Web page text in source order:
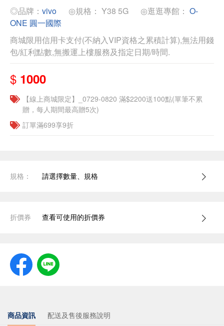
◎品牌： vivo ◎規格： Y38 5G ◎逛逛專館： O-
ONE 圓一國際
商城限用信用卡支付(不納入VIP資格之累積計算),無法用錢
包/紅利點數,無搬運上樓服務及指定日期/時間.
$ 1000
【線上商城限定】_0729-0820 滿$2200送100點(單筆不累
贈，每人期間最高贈5次)
訂單滿699享9折
規格： 請選擇數量、規格
折價券 查看可使用的折價券
商品資訊 配送及售後服務說明